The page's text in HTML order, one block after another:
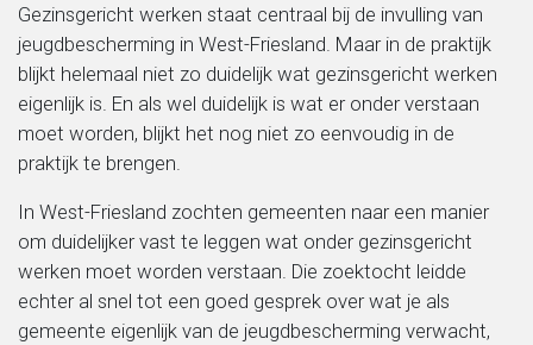
Veiligheid en recht
Gezinsgericht werken staat centraal bij de invulling van
jeugdbescherming in West-Friesland. Maar in de praktijk
blijkt helemaal niet zo duidelijk wat gezinsgericht werken
eigenlijk is. En als wel duidelijk is wat er onder verstaan
moet worden, blijkt het nog niet zo eenvoudig in de
praktijk te brengen.
In West-Friesland zochten gemeenten naar een manier
om duidelijker vast te leggen wat onder gezinsgericht
werken moet worden verstaan. Die zoektocht leidde
echter al snel tot een goed gesprek over wat je als
gemeente eigenlijk van de jeugdbescherming verwacht,